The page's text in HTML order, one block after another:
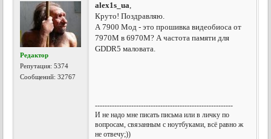
Редактор
Репутация:5374
Сообщений: 32767
alex1s_ua,
Круто! Поздравляю.
А 7900 Мод - это прошивка видеобиоса от
7970M в 6970M? А частота памяти для
GDDR5 маловата.
---------------------------------------------------------
И не надо мне писать письма или в личку по
вопросам, связанным с ноутбуками, всё равно ж
не отвечу;))